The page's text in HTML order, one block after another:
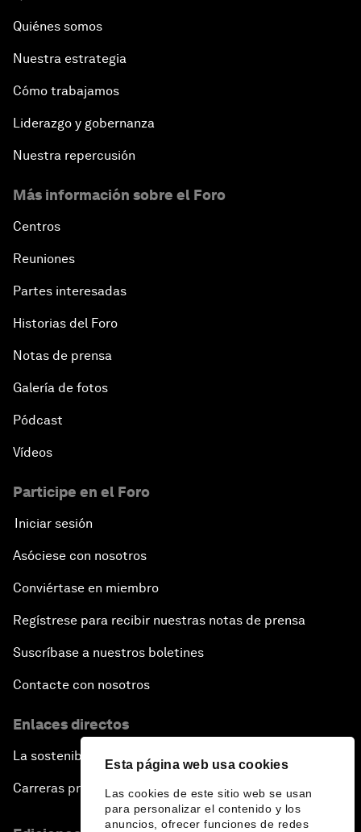
Esta página web usa cookies
Las cookies de este sitio web se usan
para personalizar el contenido y los
anuncios, ofrecer funciones de redes
Quiénes somos
Nuestra estrategia
Cómo trabajamos
Liderazgo y gobernanza
Nuestra repercusión
Más información sobre el Foro
Centros
Reuniones
Partes interesadas
Historias del Foro
Notas de prensa
Galería de fotos
Pódcast
Vídeos
Participe en el Foro
Iniciar sesión
Asóciese con nosotros
Conviértase en miembro
Regístrese para recibir nuestras notas de prensa
Suscríbase a nuestros boletines
Contacte con nosotros
Enlaces directos
La sostenibilidad en el Foro
Carreras profesionales